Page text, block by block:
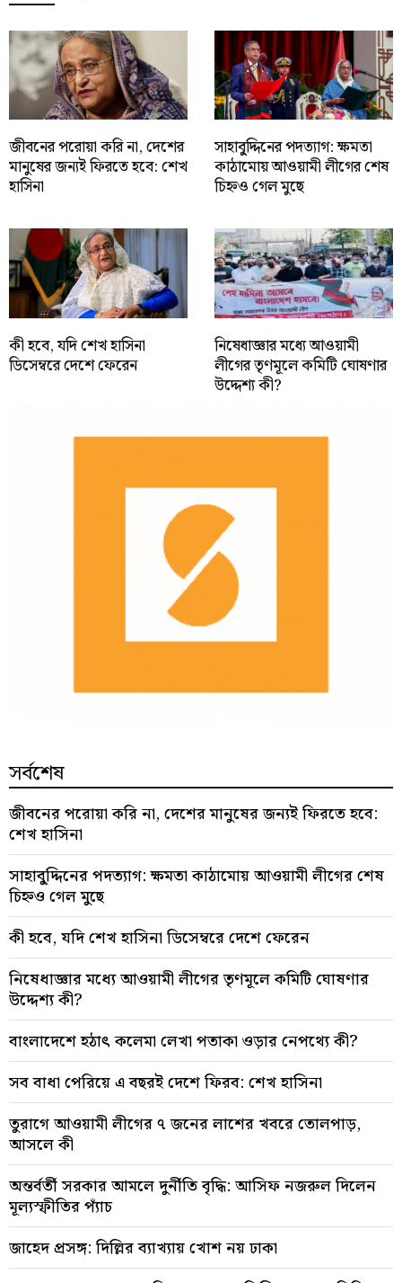
জীবনের পরোয়া করি না, দেশের
মানুষের জন্যই ফিরতে হবে: শেখ
হাসিনা
সাহাবু্দ্দিনের পদত্যাগ: ক্ষমতা
কাঠামোয় আওয়ামী লীগের শেষ
চিহ্নও গেল মুছে
কী হবে, যদি শেখ হাসিনা
ডিসেম্বরে দেশে ফেরেন
নিষেধাজ্ঞার মধ্যে আওয়ামী
লীগের তৃণমূলে কমিটি ঘোষণার
উদ্দেশ্য কী?
সর্বশেষ
জীবনের পরোয়া করি না, দেশের মানুষের জন্যই ফিরতে হবে:
শেখ হাসিনা
সাহাবু্দ্দিনের পদত্যাগ: ক্ষমতা কাঠামোয় আওয়ামী লীগের শেষ
চিহ্নও গেল মুছে
কী হবে, যদি শেখ হাসিনা ডিসেম্বরে দেশে ফেরেন
নিষেধাজ্ঞার মধ্যে আওয়ামী লীগের তৃণমূলে কমিটি ঘোষণার
উদ্দেশ্য কী?
বাংলাদেশে হঠাৎ কলেমা লেখা পতাকা ওড়ার নেপথ্যে কী?
সব বাধা পেরিয়ে এ বছরই দেশে ফিরব: শেখ হাসিনা
তুরাগে আওয়ামী লীগের ৭ জনের লাশের খবরে তোলপাড়,
আসলে কী
অন্তর্বর্তী সরকার আমলে দুর্নীতি বৃদ্ধি: আসিফ নজরুল দিলেন
মূল্যস্ফীতির প্যাঁচ
জাহেদ প্রসঙ্গ: দিল্লির ব্যাখ্যায় খোশ নয় ঢাকা